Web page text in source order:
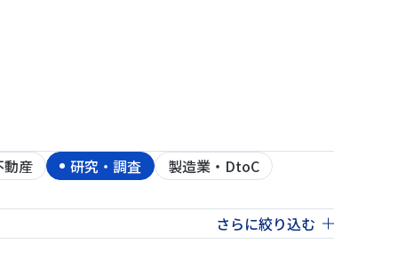
動産 研究・調査
製造業・DtoC
さらに絞り込む